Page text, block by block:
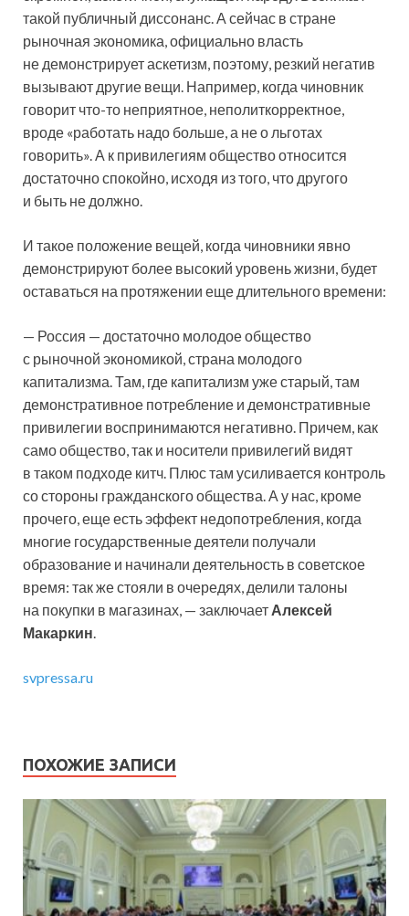
такой публичный диссонанс. А сейчас в стране
рыночная экономика, официально власть
не демонстрирует аскетизм, поэтому, резкий негатив
вызывают другие вещи. Например, когда чиновник
говорит что-то неприятное, неполиткорректное,
вроде «работать надо больше, а не о льготах
говорить». А к привилегиям общество относится
достаточно спокойно, исходя из того, что другого
и быть не должно.
И такое положение вещей, когда чиновники явно
демонстрируют более высокий уровень жизни, будет
оставаться на протяжении еще длительного времени:
— Россия — достаточно молодое общество
с рыночной экономикой, страна молодого
капитализма. Там, где капитализм уже старый, там
демонстративное потребление и демонстративные
привилегии воспринимаются негативно. Причем, как
само общество, так и носители привилегий видят
в таком подходе китч. Плюс там усиливается контроль
со стороны гражданского общества. А у нас, кроме
прочего, еще есть эффект недопотребления, когда
многие государственные деятели получали
образование и начинали деятельность в советское
время: так же стояли в очередях, делили талоны
на покупки в магазинах, — заключает Алексей
Макаркин
svpressa.ru
ПОХОЖИЕ ЗАПИСИ